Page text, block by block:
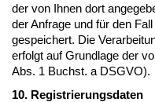
der von Ihnen dort
der Anfrage und für den
gespeichert. Die
erfolgt auf Grundlage der
Abs. 1 Buchst. a DSGVO).
10. Registrierungsdaten